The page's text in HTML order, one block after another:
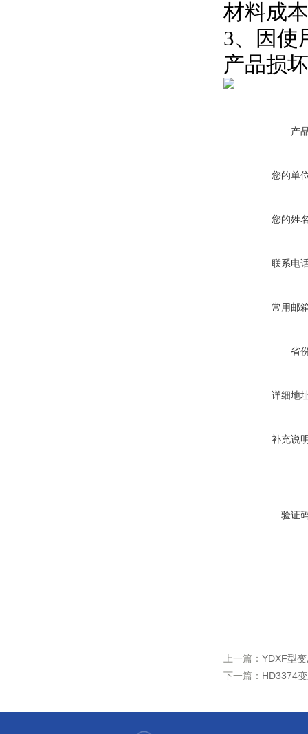
材料成
3、因使
产品损
产
您的单
您的姓
联系电
常用邮
省
详细地
补充说
验证
上一篇： YDXF型
下一篇： HD3374